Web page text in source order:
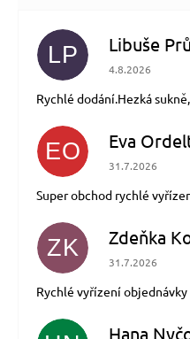
LP Libuše
Hodnocení
4.8.2026
Rychlé dodání.Hezká sukně,
EO Eva
Hodnocení
31.7.2026
Super obchod rychlé
ZK Zdeňka
Hodnocení
31.7.2026
Rychlé vyřízení objednávky
Hana